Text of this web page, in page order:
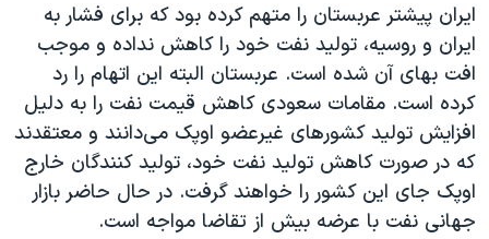
ایران پیشتر عربستان را متهم کرده بود که برای فشار به
ایران و روسیه، تولید نفت خود را کاهش نداده و موجب
افت بهای آن شده است. عربستان البته این اتهام را رد
کرده است. مقامات سعودی کاهش قیمت نفت را به دلیل
افزایش تولید کشورهای غیرعضو اوپک می‌دانند و معتقدند
که در صورت کاهش تولید نفت خود، تولید کنندگان خارج
اوپک جای این کشور را خواهند گرفت. در حال حاضر بازار
جهانی نفت با عرضه بیش از تقاضا مواجه است.